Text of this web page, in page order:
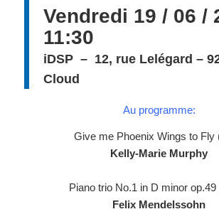
Vendredi 19 / 06 /
11:30
iDSP – 12, rue Lelégard –
Cloud
Au programme:
Give me Phoenix Wings to Fly
Kelly-Marie Murphy
Piano trio No.1 in D minor op.49
Felix Mendelssohn